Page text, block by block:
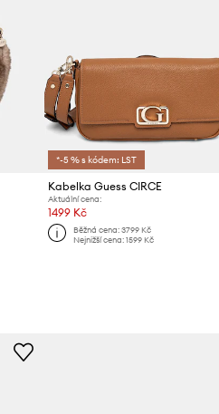
*-5 % s kódem: LST
Kabelka Guess CIRCE
Aktuální cena:
1499 Kč
Běžná cena: 3799 Kč
Nejnižší cena: 1599 Kč